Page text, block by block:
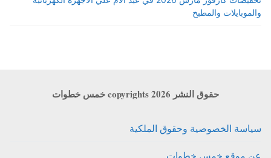
والموبايلات والمطبخ
حقوق النشر copyrights 2026 خمس خطوات
سياسة الخصوصية وحقوق الملكية
عن موقع خمس خطوات